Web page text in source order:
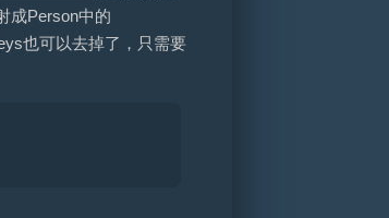
成Person中的
也可以去掉了，只需要